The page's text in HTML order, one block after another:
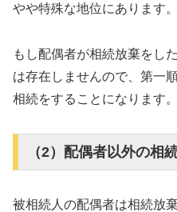
やや特殊な地位にあります。
もし配偶者が相続放棄をし
は存在しませんので、第一
相続をすることになります。
（2）配偶者以外の相
被相続人の配偶者は相続放